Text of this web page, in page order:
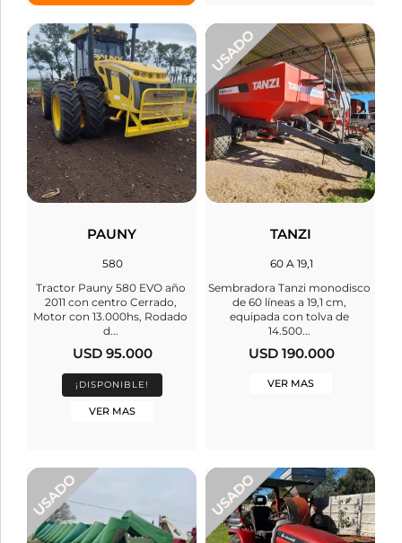
PAUNY
580
Tractor Pauny 580 EVO año
2011 con centro Cerrado,
Motor con 13.000hs, Rodado
d...
USD 95.000
¡DISPONIBLE!
VER MAS
TANZI
60 A 19,1
Sembradora Tanzi monodisco
de 60 líneas a 19,1 cm,
equipada con tolva de
14.500...
USD 190.000
VER MAS